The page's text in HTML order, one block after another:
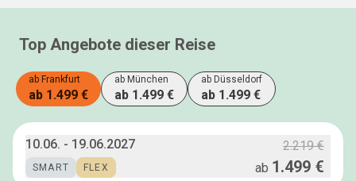
Top Angebote dieser Reise
ab Frankfurt
ab 1.499 €
ab München
ab 1.499 €
ab Düsseldorf
ab 1.499 €
10.06. - 19.06.2027
SMART FLEX
2.219 €
ab 1.499 €